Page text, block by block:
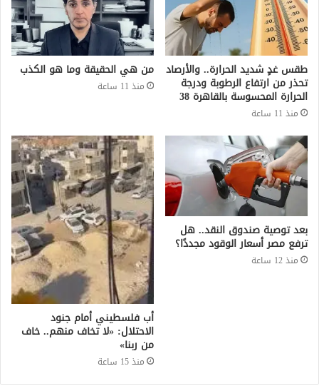
طقس غدٍ شديد الحرارة.. والأرصاد
تحذر من ارتفاع الرطوبة ودرجة
الحرارة المحسوسة بالقاهرة 38
منذ 11 ساعة
من هي الحقيقة وما هو الكذب
منذ 11 ساعة
بعد توصية صندوق النقد.. هل
ترفع مصر أسعار الوقود مجددًا؟
منذ 12 ساعة
أب فلسطيني أمام جنود
الاحتلال: «لا تخاف منهم.. خاف
من ربنا»
منذ 15 ساعة